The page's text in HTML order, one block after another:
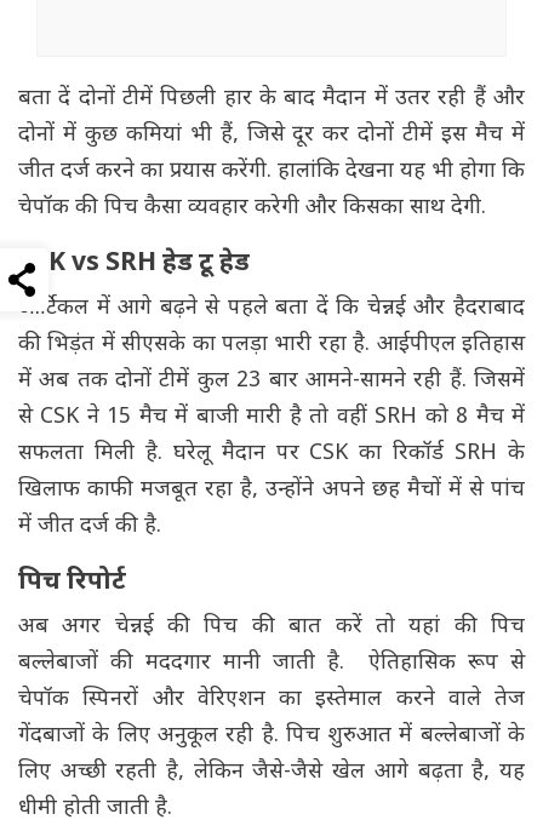
बता दें दोनों टीमें पिछली हार के बाद मैदान में उतर रही हैं और
दोनों में कुछ कमियां भी हैं, जिसे दूर कर दोनों टीमें इस मैच में
जीत दर्ज करने का प्रयास करेंगी. हालांकि देखना यह भी होगा कि
चेपॉक की पिच कैसा व्यवहार करेगी और किसका साथ देगी.
CSK vs SRH हेड टू हेड
आर्टिकल में आगे बढ़ने से पहले बता दें कि चेन्नई और हैदराबाद
की भिड़ंत में सीएसके का पलड़ा भारी रहा है. आईपीएल इतिहास
में अब तक दोनों टीमें कुल 23 बार आमने-सामने रही हैं. जिसमें
से CSK ने 15 मैच में बाजी मारी है तो वहीं SRH को 8 मैच में
सफलता मिली है. घरेलू मैदान पर CSK का रिकॉर्ड SRH के
खिलाफ काफी मजबूत रहा है, उन्होंने अपने छह मैचों में से पांच
में जीत दर्ज की है.
पिच रिपोर्ट
अब अगर चेन्नई की पिच की बात करें तो यहां की पिच
बल्लेबाजों की मददगार मानी जाती है. ऐतिहासिक रूप से
चेपॉक स्पिनरों और वेरिएशन का इस्तेमाल करने वाले तेज
गेंदबाजों के लिए अनुकूल रही है. पिच शुरुआत में बल्लेबाजों के
लिए अच्छी रहती है, लेकिन जैसे-जैसे खेल आगे बढ़ता है, यह
धीमी होती जाती है.